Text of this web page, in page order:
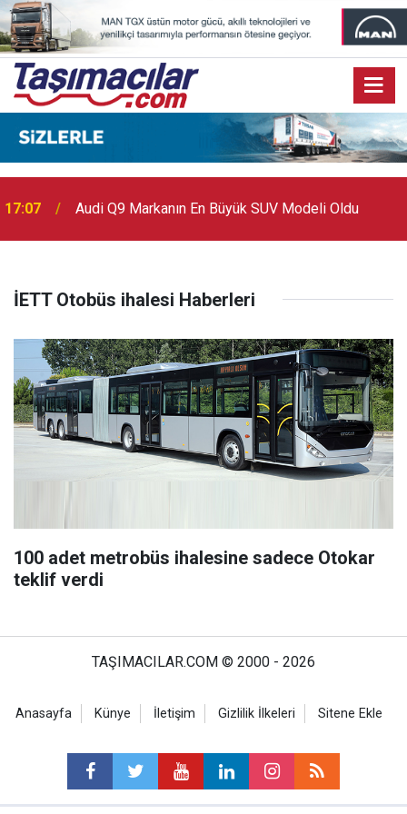
17:07 Audi Q9 Markanın En Büyük SUV Modeli Oldu
İETT Otobüs ihalesi Haberleri
100 adet metrobüs ihalesine sadece Otokar
teklif verdi
TAŞIMACILAR.COM © 2000 - 2026
Anasayfa Künye İletişim Gizlilik İlkeleri Sitene Ekle